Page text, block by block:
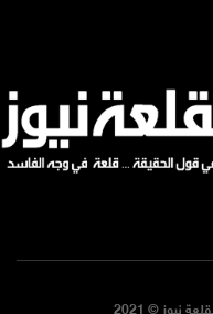
نيوز © 2021